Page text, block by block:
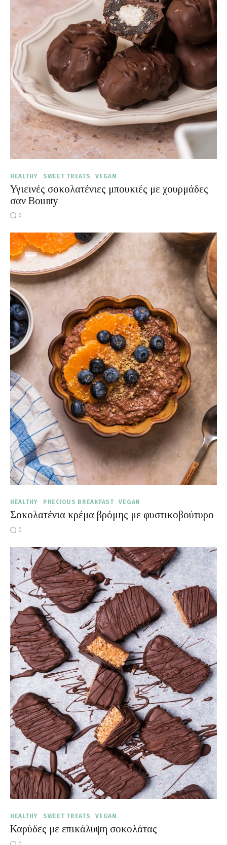
HEALTHY SWEET TREATS VEGAN
Υγιεινές σοκολατένιες μπουκιές με χουρμάδες
σαν Bounty
0
HEALTHY PRECIOUS BREAKFAST VEGAN
Σοκολατένια κρέμα βρόμης με φυστικοβούτυρο
0
HEALTHY SWEET TREATS VEGAN
Καρύδες με επικάλυψη σοκολάτας